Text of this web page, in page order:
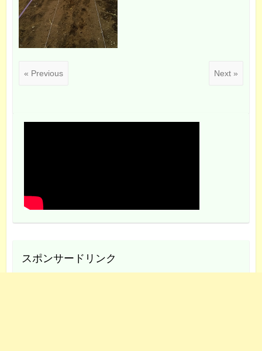
« Previous Next »
スポンサードリンク